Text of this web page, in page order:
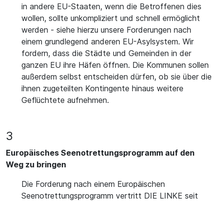
in andere EU-Staaten, wenn die Betroffenen dies
wollen, sollte unkompliziert und schnell ermöglicht
werden - siehe hierzu unsere Forderungen nach
einem grundlegend anderen EU-Asylsystem. Wir
fordern, dass die Städte und Gemeinden in der
ganzen EU ihre Häfen öffnen. Die Kommunen sollen
außerdem selbst entscheiden dürfen, ob sie über die
ihnen zugeteilten Kontingente hinaus weitere
Geflüchtete aufnehmen.
3
Europäisches Seenotrettungsprogramm auf den
Weg zu bringen
Die Forderung nach einem Europäischen
Seenotrettungsprogramm vertritt DIE LINKE seit